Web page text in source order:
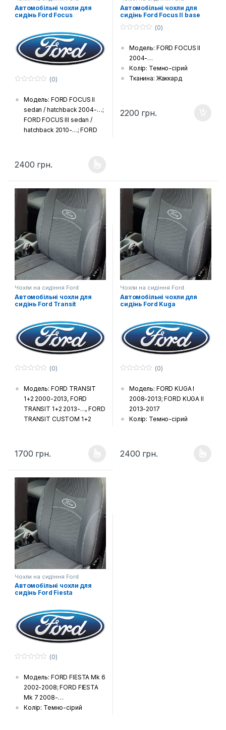
Автомобільні чохли для
сидінь Ford Focus
5
(0)
Модель: FORD FOCUS II
sedan / hatchback 2004-…;
FORD FOCUS III sedan /
hatchback 2010-…; FORD
Тканина: Жаккард
(гобелен) з поролоновою
Країна виробник: Україна
Комплектація: Передні
сидіння, задній диван та
спинка, підголовники (за
комплектацією автівки),
підлокітники і фальшпанелі
(якщо є у моделі)
Шов: Подвійна відстрочка
Лого: Логотип марки авто
на чохлах для передніх
сидінь
2400 грн.
Цей товар має кілька варіантів. Параметри можна вибрати
Автомобільні чохли для
сидінь Ford Focus II base
5
(0)
Модель: FORD FOCUS II
2004-…
Колір: Темно-сірий
Тканина: Жаккард
Країна виробник: Україна
Комплектація: Передні
(в тон тканини)
Лого: Логотип марки авто
на чохлах на передніх
сидіннях
2200 грн.
Чохли на сидіння Ford
Автомобільні чохли для
сидінь Ford Transit
5
(0)
Модель: FORD TRANSIT
1+2 2000-2013, FORD
TRANSIT 1+2 2013-…, FORD
TRANSIT CUSTOM 1+2
Тканина: Жаккард
(гобелен) з поролоновою
Країна виробник: Україна
Комплектація: Передні
сидіння, задній диван та
спинка, підголовники (за
комплектацією автівки),
підлокітники і фальшпанелі
(якщо є у моделі)
Шов: Подвійна відстрочка
Лого: Логотип марки авто
на чохлах для передніх
сидінь
1700 грн.
Цей товар має кілька варіантів. Параметри можна вибрати
Чохли на сидіння Ford
Автомобільні чохли для
сидінь Ford Kuga
5
(0)
Модель: FORD KUGA I
2008-2013; FORD KUGA II
2013-2017
Колір: Темно-сірий
накаткою зсередини
Країна виробник: Україна
2400 грн.
Цей товар має кілька
Чохли на сидіння Ford
Автомобільні чохли для
сидінь Ford Fiesta
5
(0)
Модель: FORD FIESTA Mk 6
2002-2008; FORD FIESTA
Mk 7 2008-…
Колір: Темно-сірий